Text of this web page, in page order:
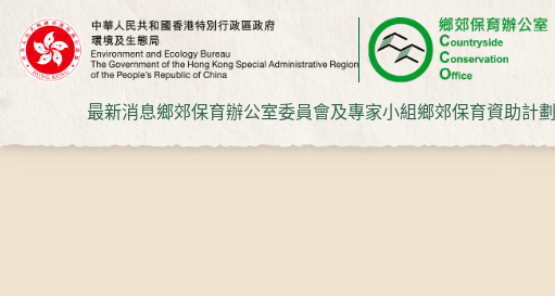
最新消息鄉郊保育辦公室委員會及專家小組鄉郊保育資助計劃